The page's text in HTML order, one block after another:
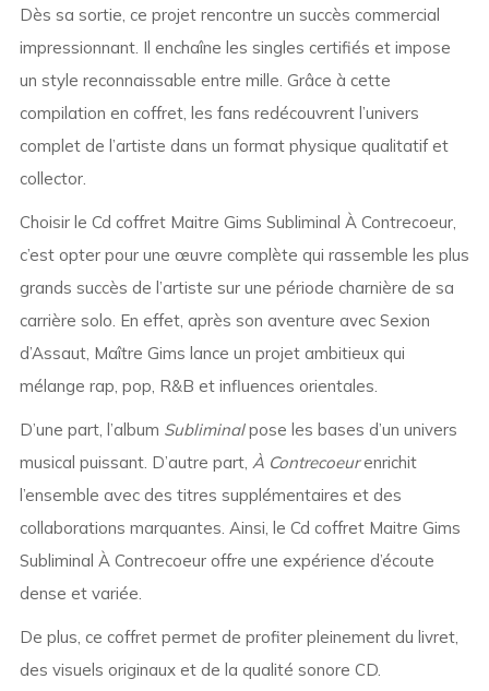
Dès sa sortie, ce projet rencontre un succès commercial
impressionnant. Il enchaîne les singles certifiés et impose
un style reconnaissable entre mille. Grâce à cette
compilation en coffret, les fans redécouvrent l’univers
complet de l’artiste dans un format physique qualitatif et
collector.
Choisir le Cd coffret Maitre Gims Subliminal À Contrecoeur,
c’est opter pour une œuvre complète qui rassemble les plus
grands succès de l’artiste sur une période charnière de sa
carrière solo. En effet, après son aventure avec Sexion
d’Assaut, Maître Gims lance un projet ambitieux qui
mélange rap, pop, R&B et influences orientales.
D’une part, l’album Subliminalpose les bases d’un univers
musical puissant. D’autre part, À Contrecoeurenrichit
l’ensemble avec des titres supplémentaires et des
collaborations marquantes. Ainsi, le Cd coffret Maitre Gims
Subliminal À Contrecoeur offre une expérience d’écoute
dense et variée.
De plus, ce coffret permet de profiter pleinement du livret,
des visuels originaux et de la qualité sonore CD.